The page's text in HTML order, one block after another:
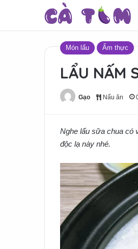
Món lẩu Ẩm thực
LẨU NẤM
Gạo Nấu ăn
Nghe lẩu sữa chua có
độc lạ này nhé.